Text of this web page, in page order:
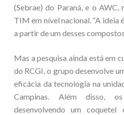
(Sebrae) do Paraná, e o AWC,
TIM em nível nacional. “A ideia
a partir de um desses
Mas a pesquisa ainda está em
do RCGI, o grupo desenvolve
eficácia da tecnologia na
Campinas. Além disso,
desenvolvendo um